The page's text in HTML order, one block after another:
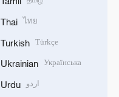
Thai ไทย
Turkish Türkçe
Ukrainian Українська
Urdu اردو